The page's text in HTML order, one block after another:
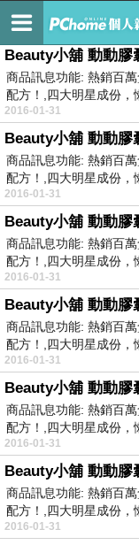
pchome 雜
Beauty小舖 動動膠
商品訊息功能: 熱銷百
配方！,四大明星成份，
2016-01-31
Beauty小舖 動動膠
商品訊息功能: 熱銷百
配方！,四大明星成份，
2016-01-31
Beauty小舖 動動膠
商品訊息功能: 熱銷百
配方！,四大明星成份，
2016-01-31
Beauty小舖 動動膠
商品訊息功能: 熱銷百
配方！,四大明星成份，
2016-01-31
Beauty小舖 動動膠
商品訊息功能: 熱銷百
配方！,四大明星成份，
2016-01-31
Beauty小舖 動動膠
商品訊息功能: 熱銷百
配方！,四大明星成份，
2016-01-31